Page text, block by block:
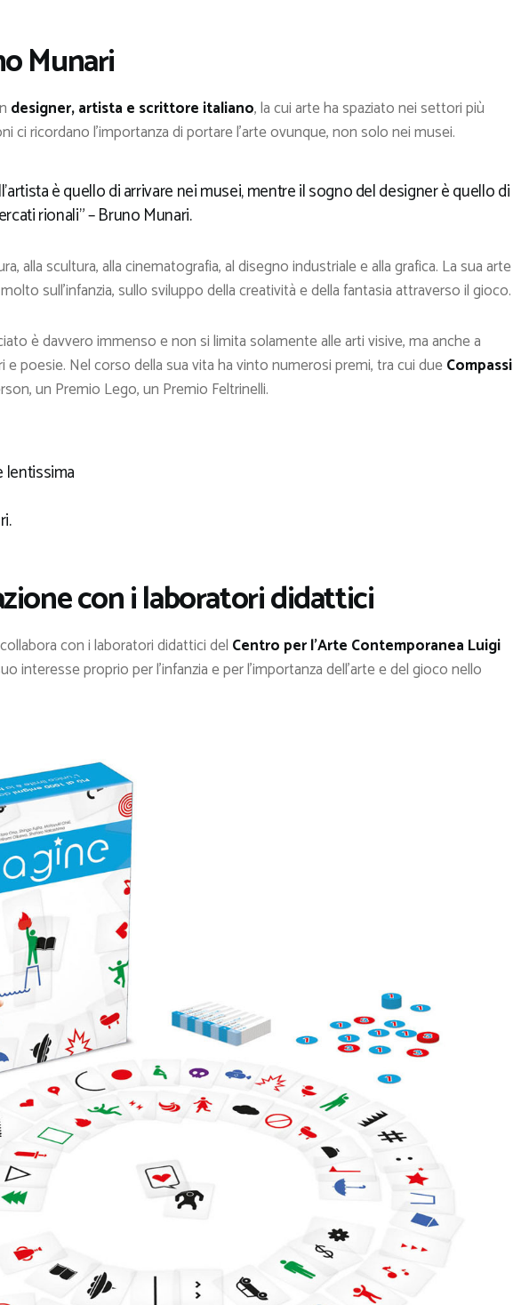
Munari
designer, artista e scrittore italiano, la cui arte ha spaziato nei settori più
ci ricordano l’importanza di portare l’arte ovunque, non solo nei musei.
è quello di arrivare nei musei, mentre il sogno del designer è quello di
rionali” – Bruno Munari.
alla scultura, alla cinematografia, al disegno industriale e alla grafica. La sua arte
sull’infanzia, sullo sviluppo della creatività e della fantasia attraverso il gioco.
è davvero immenso e non si limita solamente alle arti visive, ma anche a
e poesie. Nel corso della sua vita ha vinto numerosi premi, tra cui dueCompassi
un Premio Lego, un Premio Feltrinelli.
lentissima
con i laboratori didattici
con i laboratori didattici del Centro per l’Arte Contemporanea Luigi
interesse proprio per l’infanzia e per l’importanza dell’arte e del gioco nello